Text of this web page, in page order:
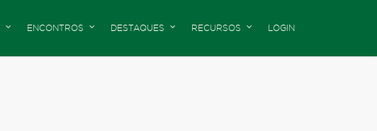
ENCONTROS DESTAQUES RECURSOS LOGIN